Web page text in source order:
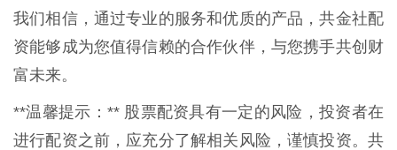
我们相信，通过专业的服务和优质的产品，共金社配
资能够成为您值得信赖的合作伙伴，与您携手共创财
富未来。
**温馨提示：** 股票配资具有一定的风险，投资者在
进行配资之前，应充分了解相关风险，谨慎投资。共